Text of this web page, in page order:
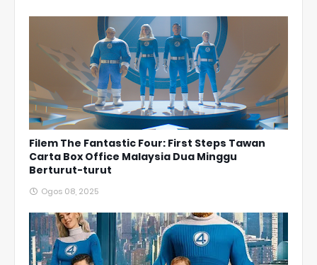
Filem The Fantastic Four: First Steps Tawan
Carta Box Office Malaysia Dua Minggu
Berturut-turut
Ogos 08, 2025